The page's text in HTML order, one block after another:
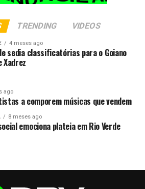
TRENDING VIDEOS
4 meses ago
sedia classificatórias para o Goiano
Xadrez
ago
a comporem músicas que vendem
8 meses ago
emociona plateia em Rio Verde